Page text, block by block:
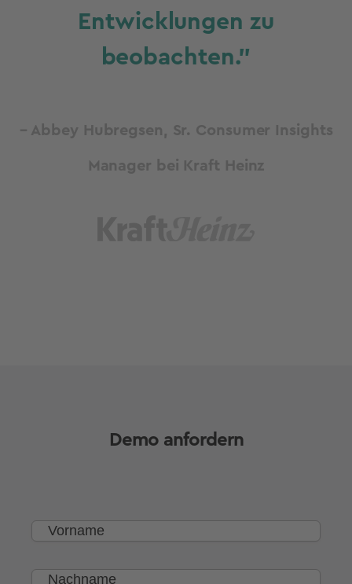
Entwicklungen zu
beobachten.”
– Abbey Hubregsen, Sr. Consumer Insights
Manager bei Kraft Heinz
Demo anfordern